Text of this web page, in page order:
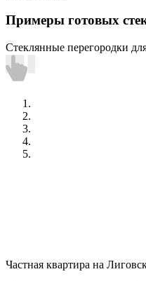
Примеры готовых
Стеклянные перегородки
Частная квартира на